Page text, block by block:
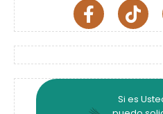
Si es